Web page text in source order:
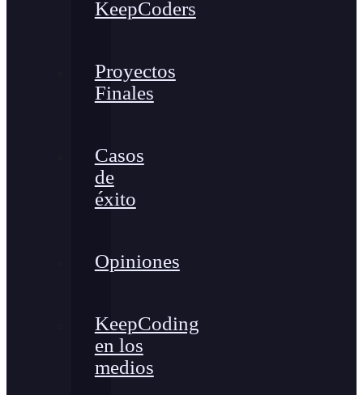
KeepCoders
Proyectos
Finales
Casos
de
éxito
Opiniones
KeepCoding
en los
medios